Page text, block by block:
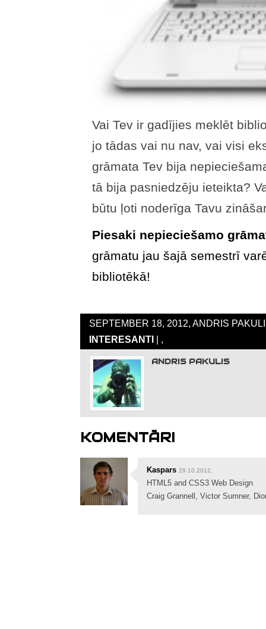
Vai Tev ir gadījies meklēt
jo tādas vai nu nav, vai visi
grāmata Tev bija
tā bija pasniedzēju ieteikta?
būtu ļoti noderīga Tavu
Piesaki nepieciešamo
grāmatu jau šajā semestrī
bibliotēkā!
SEPTEMBER 18, 2012, ANDRIS
INTERESANTI
| ,
ANDRIS PAKULIS
KOMENTĀRI
Kaspars 29.10.2012.
HTML5 and CSS3 Web Design
Craig Grannell, Victor Sumner,